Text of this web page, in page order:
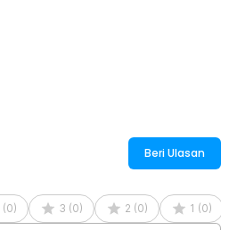
Beri Ulasan
(0) 3 (0) 2 (0) 1 (0)